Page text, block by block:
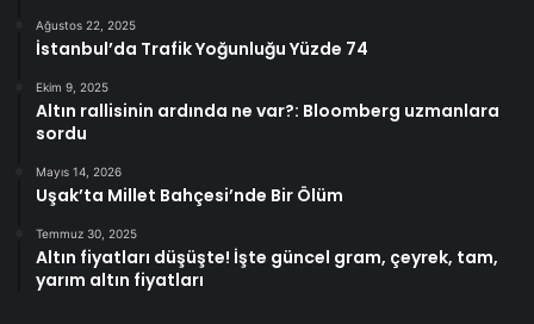
Ağustos 22, 2025
İstanbul’da Trafik Yoğunluğu Yüzde 74
Ekim 9, 2025
Altın rallisinin ardında ne var?: Bloomberg uzmanlara
sordu
Mayıs 14, 2026
Uşak’ta Millet Bahçesi’nde Bir Ölüm
Temmuz 30, 2025
Altın fiyatları düşüşte! İşte güncel gram, çeyrek, tam,
yarım altın fiyatları